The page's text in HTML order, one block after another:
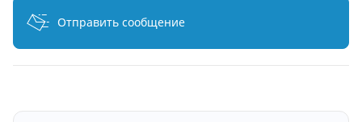
Отправить сообщение